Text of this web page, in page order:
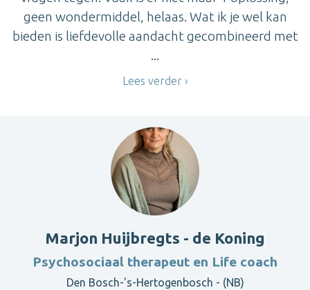
geen wondermiddel, helaas. Wat ik je wel kan
bieden is liefdevolle aandacht gecombineerd met
...
Lees verder
Marjon Huijbregts - de Koning
Psychosociaal therapeut en Life coach
Den Bosch-'s-Hertogenbosch - (NB)